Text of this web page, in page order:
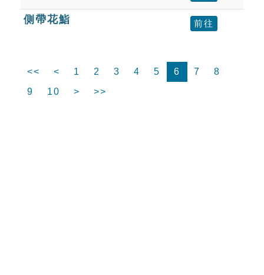
側帶花鮨 前往
<< < 1 2 3 4 5 6 7
8
9
10 > >>